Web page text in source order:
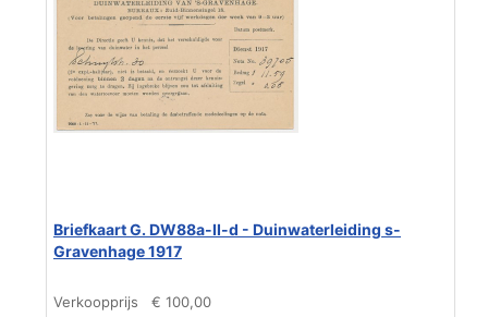
Briefkaart G. DW88a-II-d - Duinwaterleiding s-
Gravenhage 1917
Verkoopprijs € 100,00